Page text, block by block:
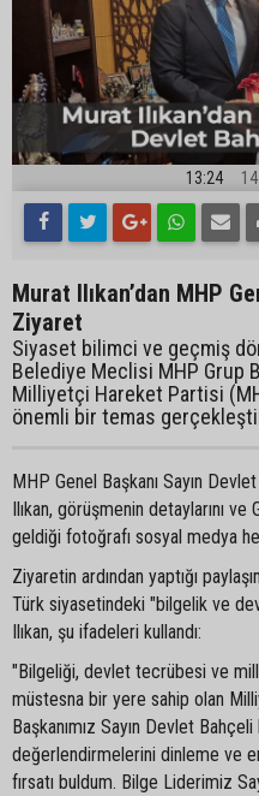
13:24
Murat Ilıkan’dan MHP
Ziyaret
Siyaset bilimci ve geçmiş
Belediye Meclisi MHP Grup
Milliyetçi Hareket Partisi
önemli bir temas
MHP Genel Başkanı Sayın
Ilıkan, görüşmenin detaylarını
geldiği fotoğrafı sosyal medya
Ziyaretin ardından yaptığı
Türk siyasetindeki "bilgelik ve
Ilıkan, şu ifadeleri kullandı:
"Bilgeliği, devlet tecrübesi ve
müstesna bir yere sahip olan
Başkanımız Sayın Devlet
değerlendirmelerini dinleme ve
fırsatı buldum. Bilge Liderimiz